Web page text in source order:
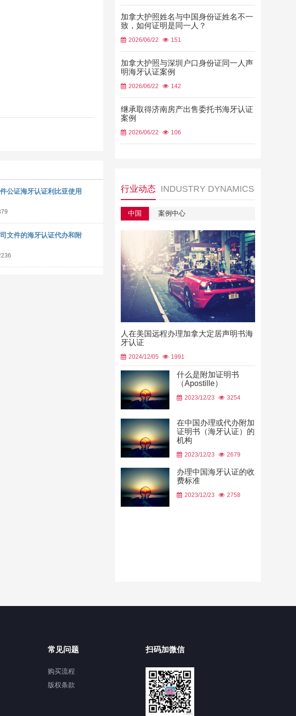
公证海牙认证利比亚使用
文件的海牙认证代办和附
加拿大护照姓名与中国身份证姓名不一
致，如何证明是同一人？
2026/06/22 151
加拿大护照与深圳户口身份证同一人声
明海牙认证案例
2026/06/22 142
继承取得济南房产出售委托书海牙认证
案例
2026/06/22 106
行业动态 INDUSTRY DYNAMICS
中国 案例中心
人在美国远程办理加拿大定居声明书海
牙认证
2024/12/05 1991
什么是附加证明书
（Apostille）
2023/12/23 3254
在中国办理或代办附加
证明书（海牙认证）的
机构
2023/12/23 2679
办理中国海牙认证的收
费标准
2023/12/23 2758
常见问题
购买流程
版权条款
扫码加微信